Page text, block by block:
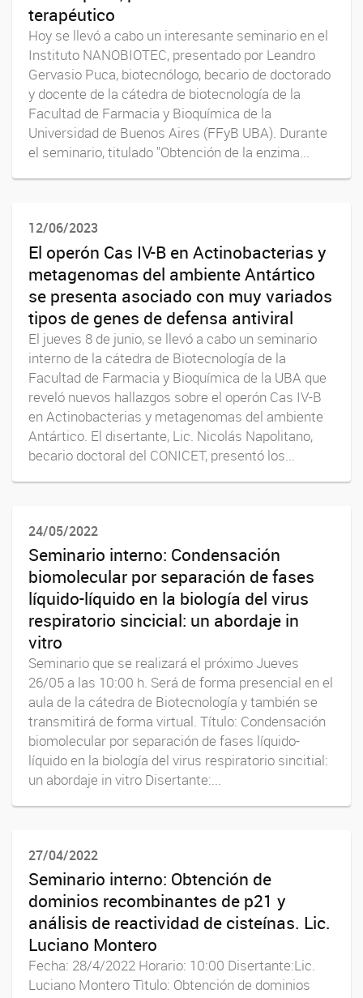
terapéutico
Hoy se llevó a cabo un interesante seminario en el
Instituto NANOBIOTEC, presentado por Leandro
Gervasio Puca, biotecnólogo, becario de doctorado
y docente de la cátedra de biotecnología de la
Facultad de Farmacia y Bioquímica de la
Universidad de Buenos Aires (FFyB UBA). Durante
el seminario, titulado "Obtención de la enzima...
12/06/2023
El operón Cas IV-B en Actinobacterias y
metagenomas del ambiente Antártico
se presenta asociado con muy variados
tipos de genes de defensa antiviral
El jueves 8 de junio, se llevó a cabo un seminario
interno de la cátedra de Biotecnología de la
Facultad de Farmacia y Bioquímica de la UBA que
reveló nuevos hallazgos sobre el operón Cas IV-B
en Actinobacterias y metagenomas del ambiente
Antártico. El disertante, Lic. Nicolás Napolitano,
becario doctoral del CONICET, presentó los...
24/05/2022
Seminario interno: Condensación
biomolecular por separación de fases
líquido-líquido en la biología del virus
respiratorio sincicial: un abordaje in
vitro
Seminario que se realizará el próximo Jueves
26/05 a las 10:00 h. Será de forma presencial en el
aula de la cátedra de Biotecnología y también se
transmitirá de forma virtual. Título: Condensación
biomolecular por separación de fases líquido-
líquido en la biología del virus respiratorio sincitial:
un abordaje in vitro Disertante:...
27/04/2022
Seminario interno: Obtención de
dominios recombinantes de p21 y
análisis de reactividad de cisteínas. Lic.
Luciano Montero
Fecha: 28/4/2022 Horario: 10:00 Disertante:Lic.
Luciano Montero Tìtulo: Obtención de dominios